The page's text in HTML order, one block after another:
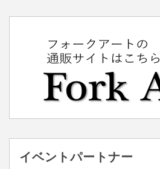
イベントパートナー